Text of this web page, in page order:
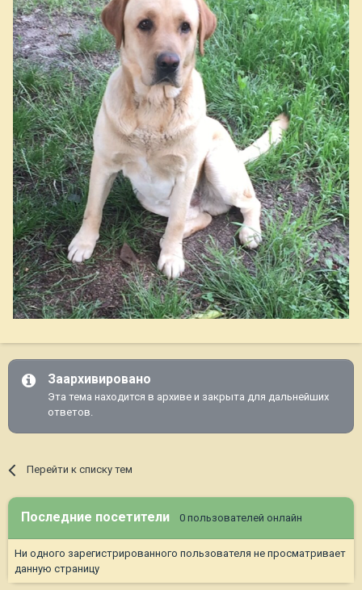
Заархивировано
Эта тема находится в архиве и закрыта для дальнейших
ответов.
Перейти к списку тем
Последние посетители 0 пользователей онлайн
Ни одного зарегистрированного пользователя не просматривает
данную страницу